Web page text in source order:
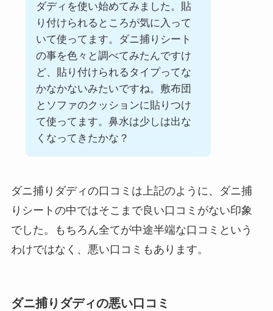
ダディを使い始めてみました。貼
り付けられるところが気に入って
いて使ってます。ダニ捕りシート
の事を色々と調べてみたんですけ
ど、貼り付けられるタイプってな
かなかないみたいですね。敷布団
とソファのクッションに貼りつけ
て使ってます。鼻水は少しは出な
くなってきたかな？
ダニ捕りダディの口コミは上記のように、ダニ捕
りシートの中ではそこまで良い口コミがない印象
でした。もちろん全てが中途半端な口コミという
わけではなく、悪い口コミもあります。
ダニ捕りダディの悪い口コミ